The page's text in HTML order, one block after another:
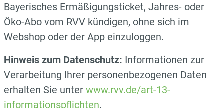
Bayerisches Ermäßigungsticket, Jahres- oder
Öko-Abo vom RVV kündigen, ohne sich im
Webshop oder der App einzuloggen.
Hinweis zum Datenschutz: Informationen zur
Verarbeitung Ihrer personenbezogenen Daten
erhalten Sie unter www.rvv.de/art-13-
informationspflichten.